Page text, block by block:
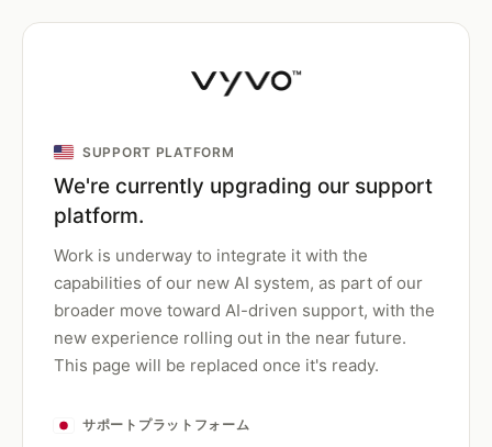
SUPPORT PLATFORM
We're currently upgrading our support
platform.
Work is underway to integrate it with the
capabilities of our new AI system, as part of our
broader move toward AI-driven support, with the
new experience rolling out in the near future.
This page will be replaced once it's ready.
サポートプラットフォーム